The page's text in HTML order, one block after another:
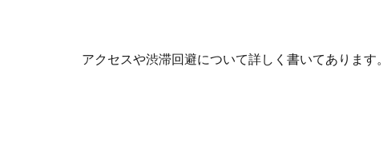
アクセスや渋滞回避について詳しく書いてあります。